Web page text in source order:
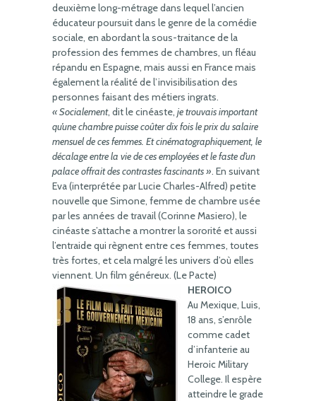
deuxième long-métrage dans lequel l’ancien
éducateur poursuit dans le genre de la comédie
sociale, en abordant la sous-traitance de la
profession des femmes de chambres, un fléau
répandu en Espagne, mais aussi en France mais
également la réalité de l’invisibilisation des
personnes faisant des métiers ingrats.
« Socialement, dit le cinéaste, je trouvais important
qu’une chambre puisse coûter dix fois le prix du salaire
mensuel de ces femmes. Et cinématographiquement, le
décalage entre la vie de ces employées et le faste d’un
palace offrait des contrastes fascinants ». En suivant
Eva (interprétée par Lucie Charles-Alfred) petite
nouvelle que Simone, femme de chambre usée
par les années de travail (Corinne Masiero), le
cinéaste s’attache a montrer la sororité et aussi
l’entraide qui règnent entre ces femmes, toutes
très fortes, et cela malgré les univers d’où elles
viennent. Un film généreux. (Le Pacte)
HEROICO
Au Mexique, Luis,
18 ans, s’enrôle
comme cadet
d’infanterie au
Heroic Military
College. Il espère
atteindre le grade